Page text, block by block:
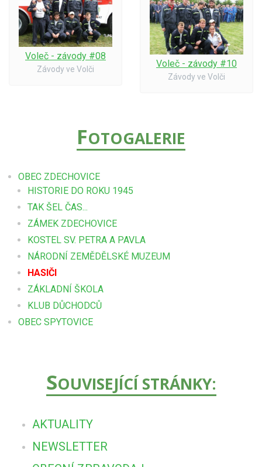
Voleč - závody #08
Závody ve Volči
Voleč - závody #10
Závody ve Volči
FOTOGALERIE
OBEC ZDECHOVICE
HISTORIE DO ROKU 1945
TAK ŠEL ČAS...
ZÁMEK ZDECHOVICE
KOSTEL SV. PETRA A PAVLA
NÁRODNÍ ZEMĚDĚLSKÉ MUZEUM
HASIČI
ZÁKLADNÍ ŠKOLA
KLUB DŮCHODCŮ
OBEC SPYTOVICE
SOUVISEJÍCÍ STRÁNKY:
AKTUALITY
NEWSLETTER